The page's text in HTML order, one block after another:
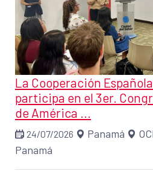
La Cooperación
participa en el 3er.
de América ...
24/07/2026 Panamá
Panamá